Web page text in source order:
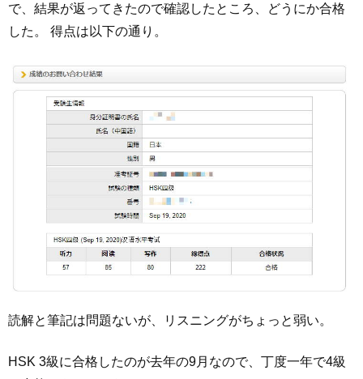
で、結果が返ってきたので確認したところ、どうにか合格
した。 得点は以下の通り。
読解と筆記は問題ないが、リスニングがちょっと弱い。
HSK 3級に合格したのが去年の9月なので、丁度一年で4級